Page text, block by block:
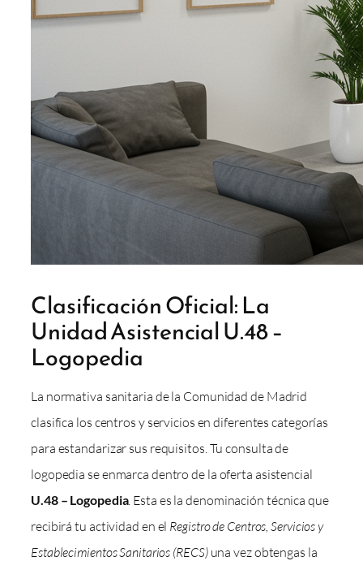
Clasificación Oficial: La
Unidad Asistencial U.48 –
Logopedia
La normativa sanitaria de la Comunidad de Madrid
clasifica los centros y servicios en diferentes categorías
para estandarizar sus requisitos. Tu consulta de
logopedia se enmarca dentro de la oferta asistencial
U.48 – Logopedia. Esta es la denominación técnica que
recibirá tu actividad en el Registro de Centros, Servicios y
Establecimientos Sanitarios (RECS)una vez obtengas la